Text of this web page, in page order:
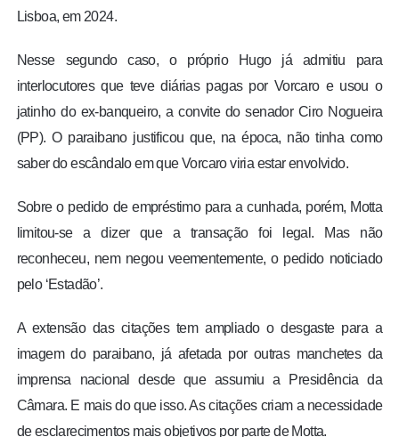
Lisboa, em 2024.
Nesse segundo caso, o próprio Hugo já admitiu para
interlocutores que teve diárias pagas por Vorcaro e usou o
jatinho do ex-banqueiro, a convite do senador Ciro Nogueira
(PP). O paraibano justificou que, na época, não tinha como
saber do escândalo em que Vorcaro viria estar envolvido.
Sobre o pedido de empréstimo para a cunhada, porém, Motta
limitou-se a dizer que a transação foi legal. Mas não
reconheceu, nem negou veementemente, o pedido noticiado
pelo ‘Estadão’.
A extensão das citações tem ampliado o desgaste para a
imagem do paraibano, já afetada por outras manchetes da
imprensa nacional desde que assumiu a Presidência da
Câmara. E mais do que isso. As citações criam a necessidade
de esclarecimentos mais objetivos por parte de Motta.